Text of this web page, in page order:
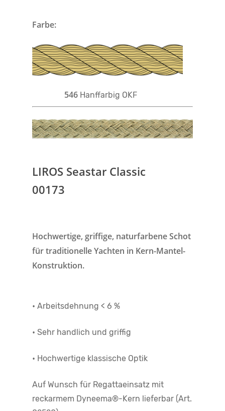
Farbe:
546 Hanffarbig OKF
LIROS Seastar Classic
00173
Hochwertige, griffige, naturfarbene Schot
für traditionelle Yachten in Kern-Mantel-
Konstruktion.
• Arbeitsdehnung < 6 %
• Sehr handlich und griffig
• Hochwertige klassische Optik
Auf Wunsch für Regattaeinsatz mit
reckarmem Dyneema®-Kern lieferbar (Art.